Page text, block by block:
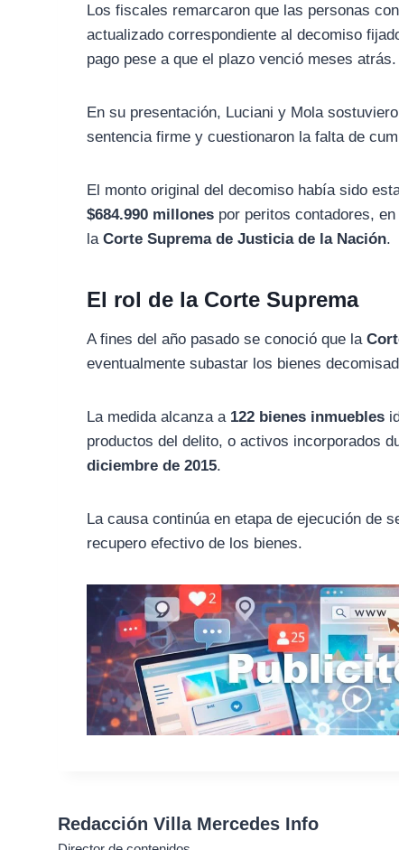
Los fiscales remarcaron que las personas
actualizado correspondiente al decomiso
pago pese a que el plazo venció meses atrás.
En su presentación, Luciani y Mola
sentencia firme y cuestionaron la falta de
El monto original del decomiso había sido
$684.990 millones por peritos contadores,
laCorte Suprema de Justicia de la Nación.
El rol de la Corte Suprema
A fines del año pasado se conoció que la
eventualmente subastar los bienes
La medida alcanza a 122 bienes inmuebles
productos del delito, o activos incorporados
diciembre de 2015.
La causa continúa en etapa de ejecución de
recupero efectivo de los bienes.
Redacción Villa Mercedes Info